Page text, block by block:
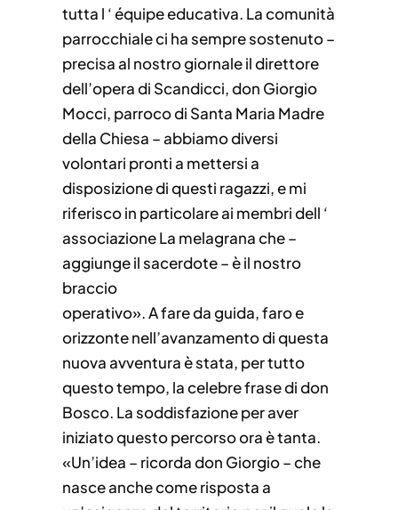
tutta l ‘ équipe educativa. La comunità
parrocchiale ci ha sempre sostenuto –
precisa al nostro giornale il direttore
dell’opera di Scandicci, don Giorgio
Mocci, parroco di Santa Maria Madre
della Chiesa – abbiamo diversi
volontari pronti a mettersi a
disposizione di questi ragazzi, e mi
riferisco in particolare ai membri dell ‘
associazione La melagrana che –
aggiunge il sacerdote – è il nostro
braccio
operativo». A fare da guida, faro e
orizzonte nell’avanzamento di questa
nuova avventura è stata, per tutto
questo tempo, la celebre frase di don
Bosco. La soddisfazione per aver
iniziato questo percorso ora è tanta.
«Un’idea – ricorda don Giorgio – che
nasce anche come risposta a